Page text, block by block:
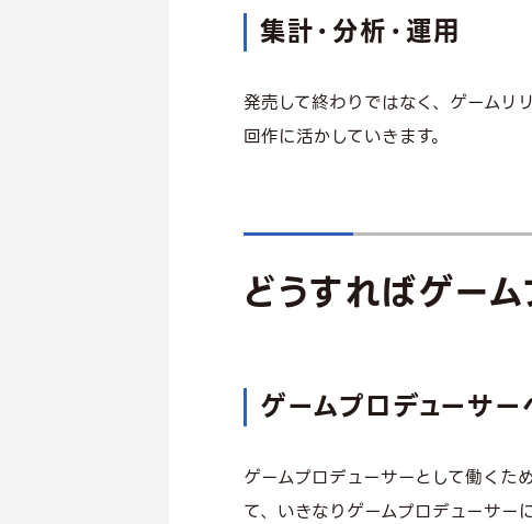
集計・分析・運用
発売して終わりではなく、ゲーム
回作に活かしていきます。
どうすればゲー
ゲームプロデューサ
ゲームプロデューサーとして働く
て、いきなりゲームプロデューサー